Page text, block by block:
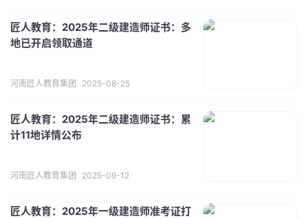
匠人教育：2025年二级建造师证书：多
地已开启领取通道
河南匠人教育集团 2025-08-25
匠人教育：2025年二级建造师证书：累
计11地详情公布
河南匠人教育集团 2025-09-12
匠人教育：2025年一级建造师准考证打